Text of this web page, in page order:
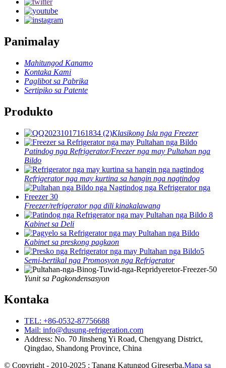
Panimalay
Mahitungod Kanamo
Kontaka Kami
Paglibot sa Pabrika
Sertipiko sa Patente
Produkto
Klasikong Isla nga Freezer
Patindog nga Refrigerator/Freezer nga may Pultahan nga
Bildo
Refrigerator nga may kurtina sa hangin nga nagtindog
Freezer/refrigerator nga dili kinakalawang
Kabinet sa Deli
Kabinet sa preskong pagkaon
Semi-bertikal nga Promosyon nga Refrigerator
Yunit sa Pagkondensasyon
Kontaka
TEL: +86-0532-87756688
Mail: info@dusung-refrigeration.com
Address: No. 70 Jinsheng Yi Road, Chengyang District,
Qingdao, Shandong Province, China
© Copyright - 2010-2025 : Tanang Katungod Gireserba.Mapa sa